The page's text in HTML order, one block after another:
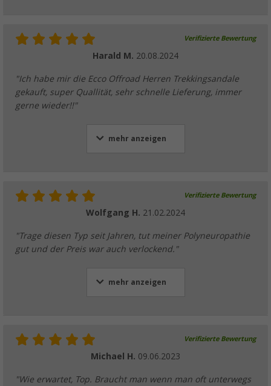
Verifizierte Bewertung
Harald M. 20.08.2024
"Ich habe mir die Ecco Offroad Herren Trekkingsandale
gekauft, super Quallität, sehr schnelle Lieferung, immer
gerne wieder!!"
mehr anzeigen
Verifizierte Bewertung
Wolfgang H. 21.02.2024
"Trage diesen Typ seit Jahren, tut meiner Polyneuropathie
gut und der Preis war auch verlockend."
mehr anzeigen
Verifizierte Bewertung
Michael H. 09.06.2023
"Wie erwartet, Top. Braucht man wenn man oft unterwegs